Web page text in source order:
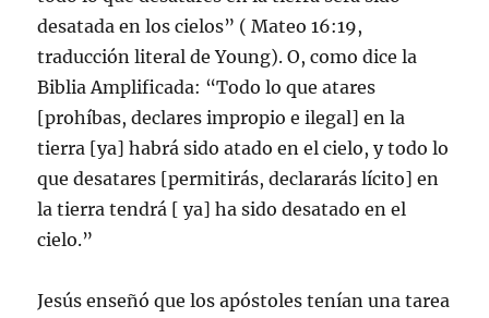
desatada en los cielos” ( Mateo 16:19,
traducción literal de Young). O, como dice la
Biblia Amplificada: “Todo lo que atares
[prohíbas, declares impropio e ilegal] en la
tierra [ya] habrá sido atado en el cielo, y todo lo
que desatares [permitirás, declararás lícito] en
la tierra tendrá [ ya] ha sido desatado en el
cielo.”
Jesús enseñó que los apóstoles tenían una tarea